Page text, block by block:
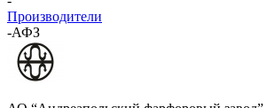
Производители
-АФЗ